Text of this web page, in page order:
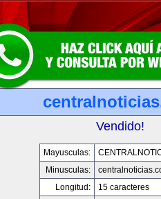
Vendido!
Mayusculas:
Minusculas:
Longitud:
15 caracteres